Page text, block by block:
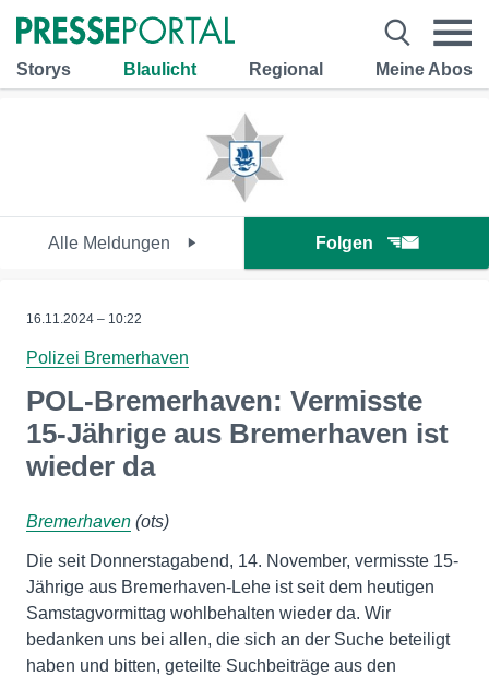
Storys Blaulicht Regional Meine Abos
Alle Meldungen Folgen
16.11.2024 – 10:22
Polizei Bremerhaven
POL-Bremerhaven: Vermisste
15-Jährige aus Bremerhaven ist
wieder da
Bremerhaven (ots)
Die seit Donnerstagabend, 14. November, vermisste 15-
Jährige aus Bremerhaven-Lehe ist seit dem heutigen
Samstagvormittag wohlbehalten wieder da. Wir
bedanken uns bei allen, die sich an der Suche beteiligt
haben und bitten, geteilte Suchbeiträge aus den